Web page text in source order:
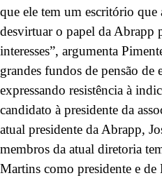
que ele tem um escritório que
desvirtuar o papel da Abrapp
interesses”, argumenta
grandes fundos de pensão de
expressando resistência à
candidato à presidente da
atual presidente da Abrapp,
membros da atual diretoria
Martins como presidente e